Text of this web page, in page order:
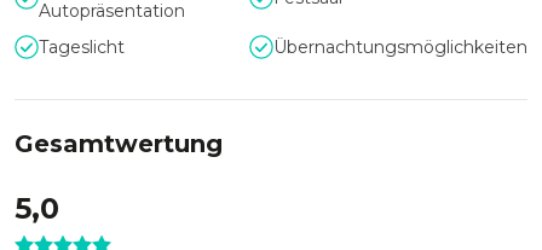
Autopräsentation
Tageslicht Übernachtungsmöglichkeiten
Gesamtwertung
5,0